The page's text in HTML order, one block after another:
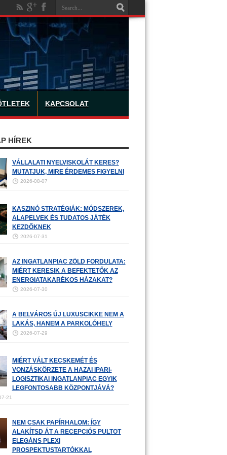
KAPCSOLAT
HÍREK
VÁLLALATI NYELVISKOLÁT KERES?
MUTATJUK, MIRE ÉRDEMES FIGYELNI
2026-08-07
KASZINÓ STRATÉGIÁK: MÓDSZEREK,
ALAPELVEK ÉS TUDATOS JÁTÉK
KEZDŐKNEK
2026-07-31
AZ INGATLANPIAC ZÖLD FORDULATA:
MIÉRT KERESIK A BEFEKTETŐK AZ
ENERGIATAKARÉKOS HÁZAKAT?
2026-07-30
A BELVÁROS ÚJ LUXUSCIKKE NEM A
LAKÁS, HANEM A PARKOLÓHELY
2026-07-29
MIÉRT VÁLT KECSKEMÉT ÉS
VONZÁSKÖRZETE A HAZAI IPARI-
LOGISZTIKAI INGATLANPIAC EGYIK
LEGFONTOSABB KÖZPONTJÁVÁ?
21
NEM CSAK PAPÍRHALOM: ÍGY
ALAKÍTSD ÁT A RECEPCIÓS PULTOT
ELEGÁNS PLEXI
PROSPEKTUSTARTÓKKAL